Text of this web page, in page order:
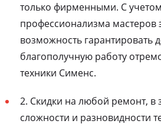
только фирменными. С
профессионализма мастеров
возможность гарантировать
благополучную работу
техники Сименс.
2. Скидки на любой ремонт, в
сложности и разновидности